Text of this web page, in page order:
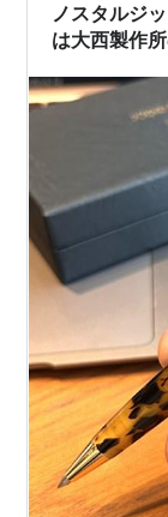
ノスタルジ
は大西製作